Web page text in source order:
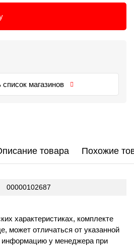
список магазинов
товара Похожие
00000102687
характеристиках, комплекте
может отличаться от указанной
информацию у менеджера при